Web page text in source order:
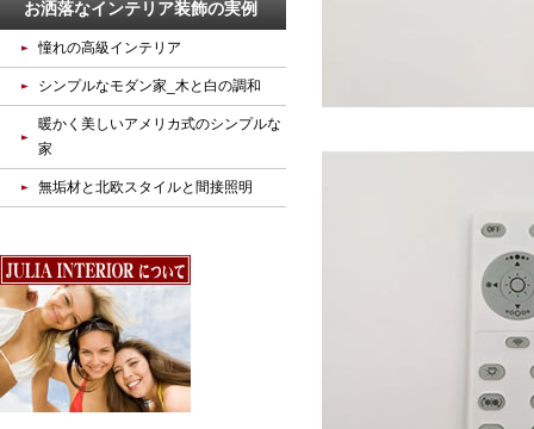
お洒落なインテリア装飾の実例
憧れの高級インテリア
シンプルなモダン家_木と白の調和
暖かく美しいアメリカ式のシンプルな
家
無垢材と北欧スタイルと間接照明